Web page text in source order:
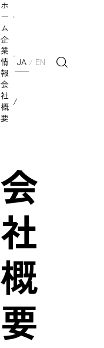
ホ
ー
ム
企
業
情
報
会
社
概
要
/
JA / EN
会
社
概
要